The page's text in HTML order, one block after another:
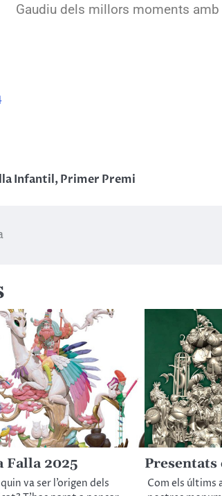
Gaudiu dels millors moments
Infantil,Primer Premi
Falla 2025
va ser l’origen dels
Com els últims